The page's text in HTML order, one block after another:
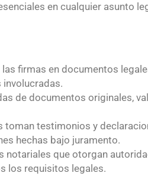
en cualquier asunto
firmas en documentos
involucradas.
de documentos originales,
toman testimonios y
hechas bajo juramento.
notariales que otorgan
los requisitos legales.